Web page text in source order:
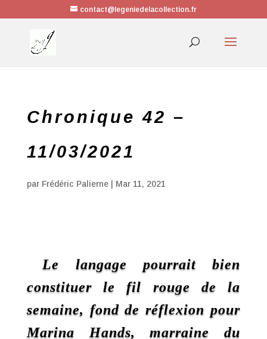
contact@legeniedelacollection.fr
Chronique 42 –
11/03/2021
par Frédéric Palierne| Mar 11, 2021
Le langage pourrait bien
constituer le fil rouge de la
semaine, fond de réflexion pour
Marina Hands, marraine du